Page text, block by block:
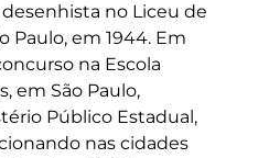
no Liceu de
Paulo, em 1944. Em
na Escola
em São Paulo,
Público Estadual,
nas cidades